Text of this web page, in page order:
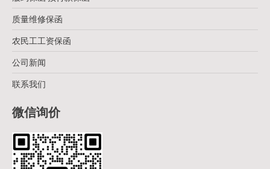
质量维修保函
农民工工资保函
公司新闻
联系我们
微信询价